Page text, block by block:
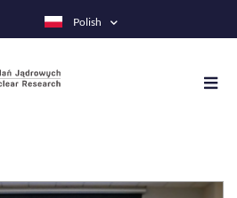
do
Polish